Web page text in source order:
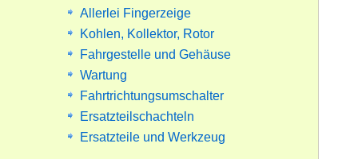
Allerlei Fingerzeige
Kohlen, Kollektor, Rotor
Fahrgestelle und Gehäuse
Wartung
Fahrtrichtungsumschalter
Ersatzteilschachteln
Ersatzteile und Werkzeug